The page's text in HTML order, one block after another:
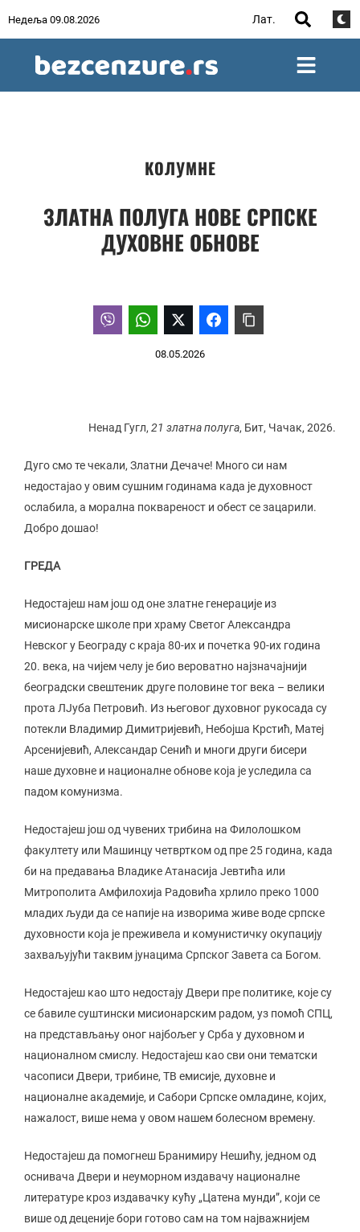
Недеља 09.08.2026 Лат.
КОЛУМНЕ
ЗЛАТНА ПОЛУГА НОВЕ СРПСКЕ
ДУХОВНЕ ОБНОВЕ
08.05.2026
Ненад Гугл, 21 златна полуга, Бит, Чачак, 2026.
Дуго смо те чекали, Златни Дечаче! Много си нам
недостајао у овим сушним годинама када је духовност
ослабила, а морална поквареност и обест се зацарили.
Добро дошао!
ГРЕДА
Недостајеш нам још од оне златне генерације из
мисионарске школе при храму Светог Александра
Невског у Београду с краја 80-их и почетка 90-их година
20. века, на чијем челу је био вероватно најзначајнији
београдски свештеник друге половине тог века – велики
прота ЛЈуба Петровић. Из његовог духовног рукосада су
потекли Владимир Димитријевић, Небојша Крстић, Матеј
Арсенијевић, Александар Сенић и многи други бисери
наше духовне и националне обнове која је уследила са
падом комунизма.
Недостајеш још од чувених трибина на Филолошком
факултету или Машинцу четвртком од пре 25 година, када
би на предавања Владике Атанасија Јевтића или
Митрополита Амфилохија Радовића хрлило преко 1000
младих људи да се напије на изворима живе воде српске
духовности која је преживела и комунистичку окупацију
захваљујући таквим јунацима Српског Завета са Богом.
Недостајеш као што недостају Двери пре политике, које су
се бавиле суштински мисионарским радом, уз помоћ СПЦ,
на представљању оног најбољег у Срба у духовном и
националном смислу. Недостајеш као сви они тематски
часописи Двери, трибине, ТВ емисије, духовне и
националне академије, и Сабори Српске омладине, којих,
нажалост, више нема у овом нашем болесном времену.
Недостајеш да помогнеш Бранимиру Нешићу, једном од
оснивача Двери и неуморном издавачу националне
литературе кроз издавачку кућу „Цатена мунди”, који се
више од деценије бори готово сам на том најважнијем